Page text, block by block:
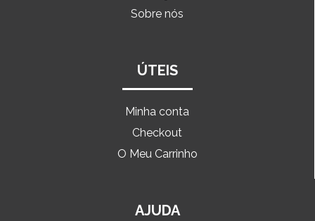
Sobre nós
ÚTEIS
Minha conta
Checkout
O Meu Carrinho
AJUDA